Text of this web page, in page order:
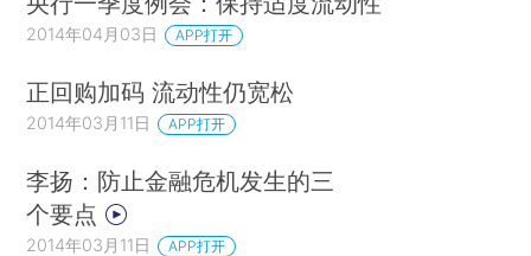
2014年04月03日 APP打开
正回购加码 流动性仍宽松
2014年03月11日 APP打开
李扬：防止金融危机发生的三
个要点
2014年03月11日 APP打开